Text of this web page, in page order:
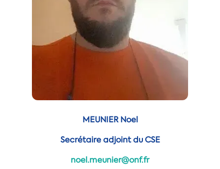
MEUNIER Noel
Secrétaire adjoint du CSE
noel.meunier@onf.fr